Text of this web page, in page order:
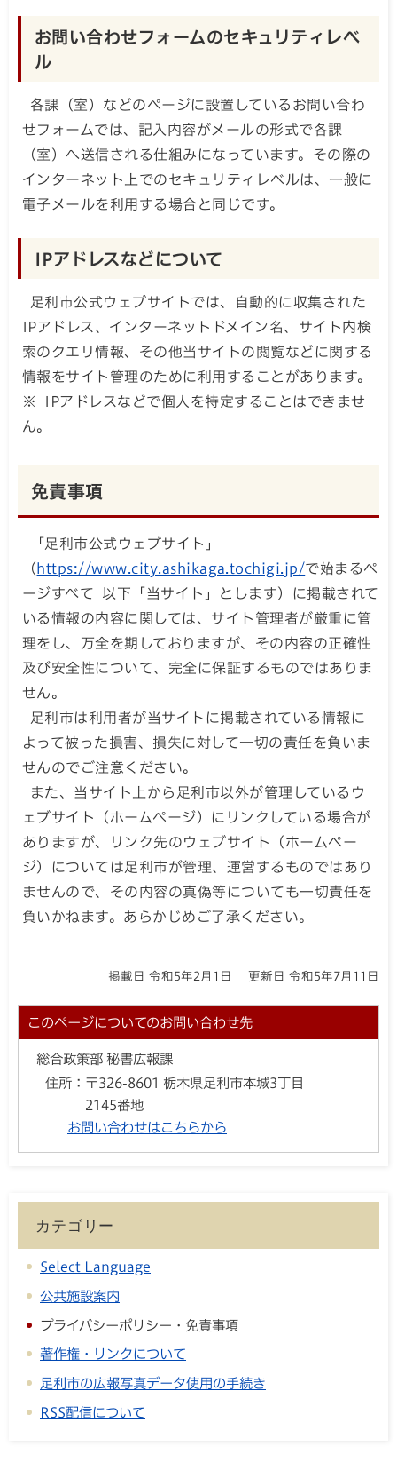
お問い合わせフォームのセキュリティレベ
ル
各課（室）などのページに設置しているお問い合わ
せフォームでは、記入内容がメールの形式で各課
（室）へ送信される仕組みになっています。その際の
インターネット上でのセキュリティレベルは、一般に
電子メールを利用する場合と同じです。
IPアドレスなどについて
足利市公式ウェブサイトでは、自動的に収集された
IPアドレス、インターネットドメイン名、サイト内検
索のクエリ情報、その他当サイトの閲覧などに関する
情報をサイト管理のために利用することがあります。
※ IPアドレスなどで個人を特定することはできませ
ん。
免責事項
「足利市公式ウェブサイト」
（ https://www.city.ashikaga.tochigi.jp/で始まるペ
ージすべて 以下「当サイト」とします）に掲載されて
いる情報の内容に関しては、サイト管理者が厳重に管
理をし、万全を期しておりますが、その内容の正確性
及び安全性について、完全に保証するものではありま
せん。
足利市は利用者が当サイトに掲載されている情報に
よって被った損害、損失に対して一切の責任を負いま
せんのでご注意ください。
また、当サイト上から足利市以外が管理しているウ
ェブサイト（ホームページ）にリンクしている場合が
ありますが、リンク先のウェブサイト（ホームペー
ジ）については足利市が管理、運営するものではあり
ませんので、その内容の真偽等についても一切責任を
負いかねます。あらかじめご了承ください。
掲載日 令和5年2月1日 更新日 令和5年7月11日
このページについてのお問い合わせ先
総合政策部 秘書広報課
住所： 〒326-8601 栃木県足利市本城3丁目
2145番地
お問い合わせはこちらから
カテゴリー
Select Language
公共施設案内
プライバシーポリシー・免責事項
著作権・リンクについて
足利市の広報写真データ使用の手続き
RSS配信について